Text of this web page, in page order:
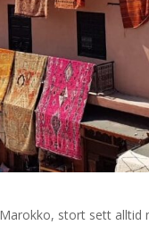
stort sett alltid